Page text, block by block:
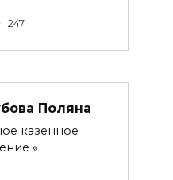
247
Поляна
казенное
«